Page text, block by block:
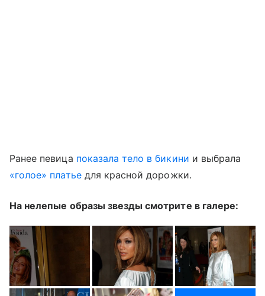
Ранее певица показала тело в бикини и выбрала
«голое» платьедля красной дорожки.
На нелепые образы звезды смотрите в галере: